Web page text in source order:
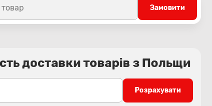
Замовити
доставки товарів з Польщи
Розрахувати